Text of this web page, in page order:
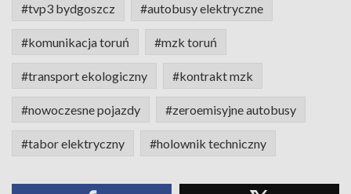
#tvp3 bydgoszcz #autobusy elektryczne
#komunikacja toruń #mzk toruń
#transport ekologiczny #kontrakt mzk
#nowoczesne pojazdy #zeroemisyjne autobusy
#tabor elektryczny #holownik techniczny